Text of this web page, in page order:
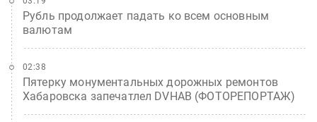
Рубль продолжает падать ко всем основным
валютам
Пятерку монументальных дорожных ремонтов
Хабаровска запечатлел DVHAB (ФОТОРЕПОРТАЖ)
02:38